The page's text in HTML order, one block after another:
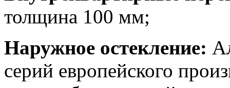
толщина 100 мм;
Наружное остекление:
серий европейского